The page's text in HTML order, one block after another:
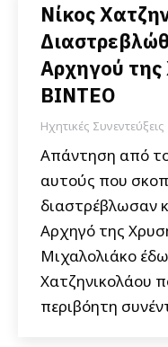
Νίκος
Αρχηγού
ΒΙΝΤΕΟ
Ηχητικές Συνεντεύξεις
Απάντηση από
αυτούς που
διαστρέβλωσαν
Αρχηγό της
Μιχαλολιάκο
Χατζηνικολάου
περιβόητη